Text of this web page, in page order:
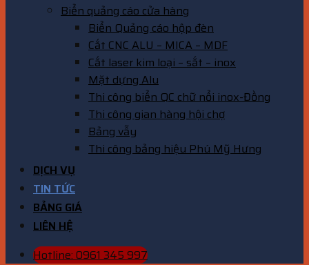
Biển quảng cáo cửa hàng
Biển Quảng cáo hộp đèn
Cắt CNC ALU – MICA – MDF
Cắt laser kim loại – sắt – inox
Mặt dựng Alu
Thi công biển QC chữ nổi inox-Đồng
Thi công gian hàng hội chợ
Bảng vẫy
Thi công bảng hiệu Phú Mỹ Hưng
DỊCH VỤ
TIN TỨC
BẢNG GIÁ
LIÊN HỆ
Hotline: 0961 345 997